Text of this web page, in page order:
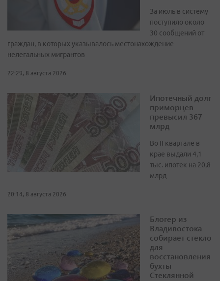
За июль в систему
поступило около
30 сообщений от
граждан, в которых указывалось местонахождение
нелегальных мигрантов
22:29, 8 августа 2026
Ипотечный долг
приморцев
превысил 367
млрд
Во II квартале в
крае выдали 4,1
тыс. ипотек на 20,8
млрд
20:14, 8 августа 2026
Блогер из
Владивостока
собирает стекло
для
восстановления
бухты
Стеклянной